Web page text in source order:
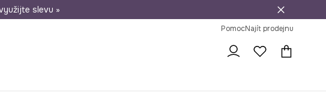
30 dní na vrácení zboží
slevu »
PomocNajít prodejnu